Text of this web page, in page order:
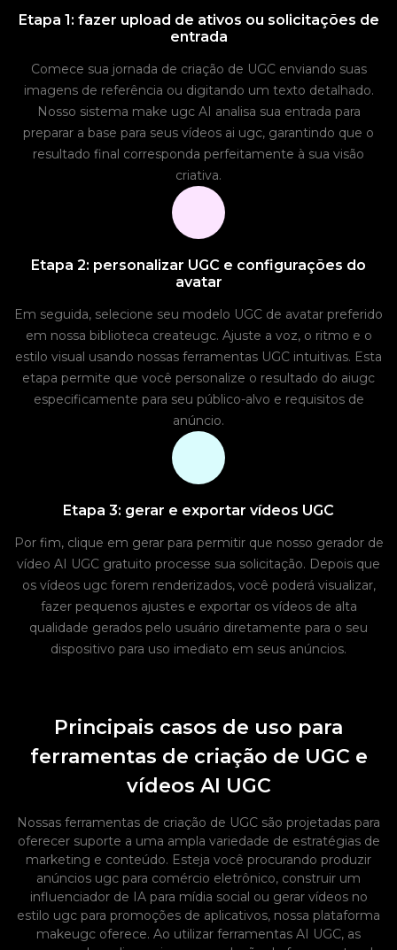
Etapa 1: fazer upload de ativos ou solicitações de
entrada
Comece sua jornada de criação de UGC enviando suas
imagens de referência ou digitando um texto detalhado.
Nosso sistema make ugc AI analisa sua entrada para
preparar a base para seus vídeos ai ugc, garantindo que o
resultado final corresponda perfeitamente à sua visão
criativa.
Etapa 2: personalizar UGC e configurações do
avatar
Em seguida, selecione seu modelo UGC de avatar preferido
em nossa biblioteca createugc. Ajuste a voz, o ritmo e o
estilo visual usando nossas ferramentas UGC intuitivas. Esta
etapa permite que você personalize o resultado do aiugc
especificamente para seu público-alvo e requisitos de
anúncio.
Etapa 3: gerar e exportar vídeos UGC
Por fim, clique em gerar para permitir que nosso gerador de
vídeo AI UGC gratuito processe sua solicitação. Depois que
os vídeos ugc forem renderizados, você poderá visualizar,
fazer pequenos ajustes e exportar os vídeos de alta
qualidade gerados pelo usuário diretamente para o seu
dispositivo para uso imediato em seus anúncios.
Principais casos de uso para
ferramentas de criação de UGC e
vídeos AI UGC
Nossas ferramentas de criação de UGC são projetadas para
oferecer suporte a uma ampla variedade de estratégias de
marketing e conteúdo. Esteja você procurando produzir
anúncios ugc para comércio eletrônico, construir um
influenciador de IA para mídia social ou gerar vídeos no
estilo ugc para promoções de aplicativos, nossa plataforma
makeugc oferece. Ao utilizar ferramentas AI UGC, as